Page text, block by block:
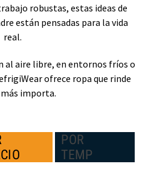
robustas, estas ideas de
están pensadas para la vida
real.
al aire libre, en entornos fríos o
ofrece ropa que rinde
importa.
POR
TEMP